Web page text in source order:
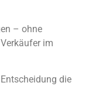
– ohne
im
die